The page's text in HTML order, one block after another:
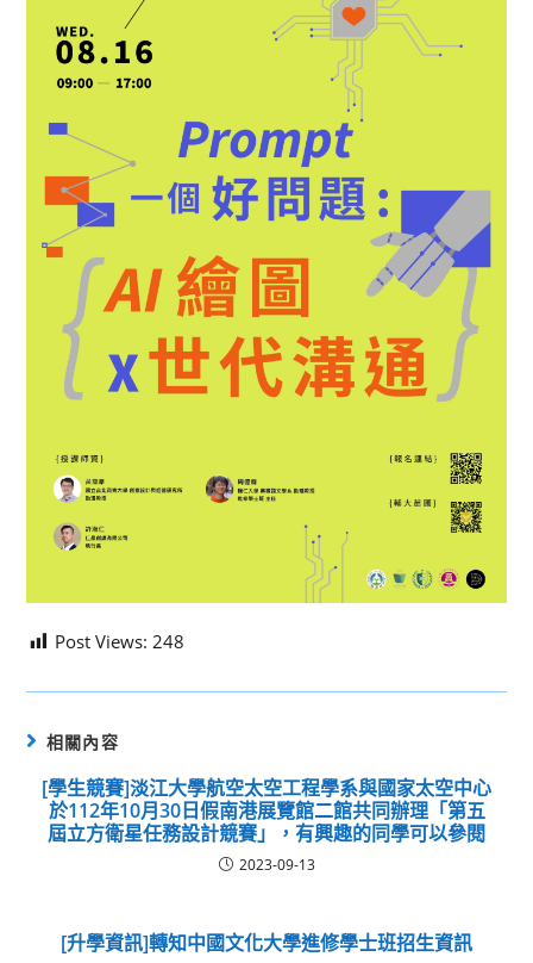
Post Views: 248
相關內容
[學生競賽]淡江大學航空太空工程學系與國家太空中心
於112年10月30日假南港展覽館二館共同辦理「第五
屆立方衛星任務設計競賽」，有興趣的同學可以參閱
2023-09-13
[升學資訊]轉知中國文化大學進修學士班招生資訊